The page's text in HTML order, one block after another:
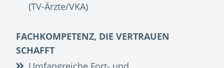
(TV-Ärzte/VKA)
FACHKOMPETENZ, DIE VERTRAUEN
SCHAFFT